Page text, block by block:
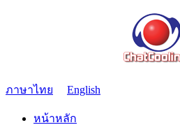
ภาษาไทย English
หน้าหลัก